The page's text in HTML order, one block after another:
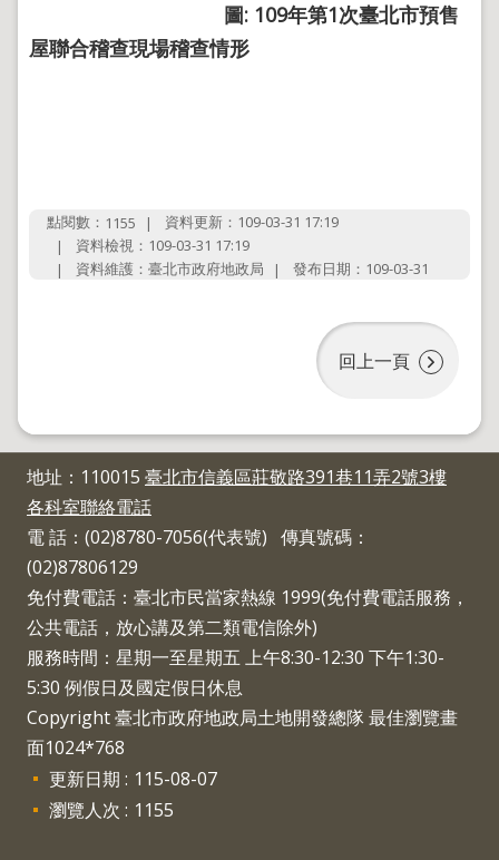
圖: 109年第1次臺北市預售
屋聯合稽查現場稽查情形
點閱數： 1155
資料更新：109-03-31 17:19
資料檢視：109-03-31 17:19
資料維護：臺北市政府地政局
發布日期：109-03-31
回上一頁
地址：110015 臺北市信義區莊敬路391巷11弄2號3樓
各科室聯絡電話
電 話：(02)8780-7056(代表號) 傳真號碼：
(02)87806129
免付費電話：臺北市民當家熱線 1999(免付費電話服務，
公共電話，放心講及第二類電信除外)
服務時間：星期一至星期五 上午8:30-12:30 下午1:30-
5:30 例假日及國定假日休息
Copyright 臺北市政府地政局土地開發總隊 最佳瀏覽畫
面1024*768
更新日期
115-08-07
瀏覽人次
1155